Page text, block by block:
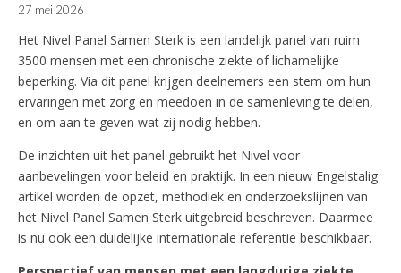
27 mei 2026
Het Nivel Panel Samen Sterk is een landelijk panel van ruim
3500 mensen met een chronische ziekte of lichamelijke
beperking. Via dit panel krijgen deelnemers een stem om hun
ervaringen met zorg en meedoen in de samenleving te delen,
en om aan te geven wat zij nodig hebben.
De inzichten uit het panel gebruikt het Nivel voor
aanbevelingen voor beleid en praktijk. In een nieuw Engelstalig
artikel worden de opzet, methodiek en onderzoekslijnen van
het Nivel Panel Samen Sterk uitgebreid beschreven. Daarmee
is nu ook een duidelijke internationale referentie beschikbaar.